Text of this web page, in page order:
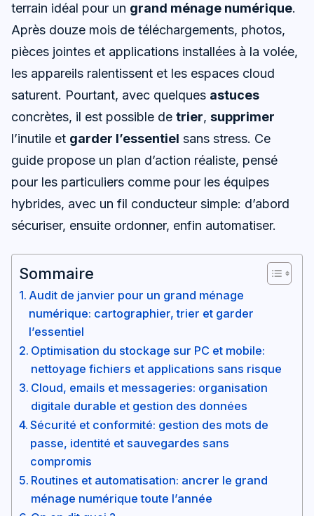
terrain idéal pour un grand ménage numérique.
Après douze mois de téléchargements, photos,
pièces jointes et applications installées à la volée,
les appareils ralentissent et les espaces cloud
saturent. Pourtant, avec quelques astuces
concrètes, il est possible de trier, supprimer
l’inutile et garder l’essentiel sans stress. Ce
guide propose un plan d’action réaliste, pensé
pour les particuliers comme pour les équipes
hybrides, avec un fil conducteur simple: d’abord
sécuriser, ensuite ordonner, enfin automatiser.
Sommaire
Audit de janvier pour un grand ménage
numérique: cartographier, trier et garder
l’essentiel
Optimisation du stockage sur PC et mobile:
nettoyage fichiers et applications sans risque
Cloud, emails et messageries: organisation
digitale durable et gestion des données
Sécurité et conformité: gestion des mots de
passe, identité et sauvegardes sans
compromis
Routines et automatisation: ancrer le grand
ménage numérique toute l’année